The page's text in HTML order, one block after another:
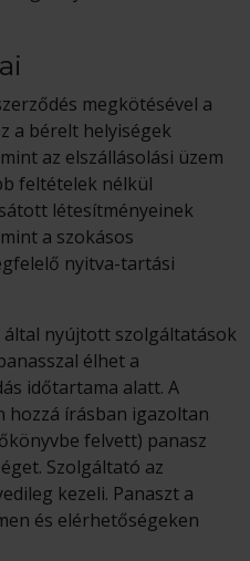
megkötésével a
a bérelt helyiségek
az elszállásolási üzem
feltételek nélkül
létesítményeinek
a szokásos
nyitva-tartási
által nyújtott szolgáltatások
élhet a
időtartama alatt. A
hozzá írásban igazoltan
felvett) panasz
Szolgáltató az
kezeli. Panaszt a
és elérhetőségeken